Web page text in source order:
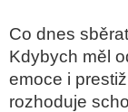
Co dnes
Kdybych měl
emoce i
rozhoduje